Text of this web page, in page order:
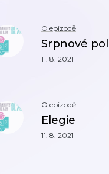
O epizodě
Srpnové
11. 8. 2021
O epizodě
Elegie
11. 8. 2021